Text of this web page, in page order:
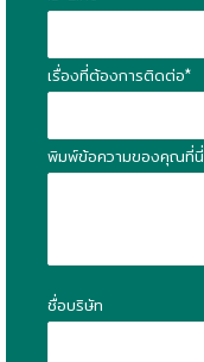
เรื่องที่ต้องการติดต่อ*
พิมพ์ข้อความของคุณที่นี่
ชื่อบริษัท